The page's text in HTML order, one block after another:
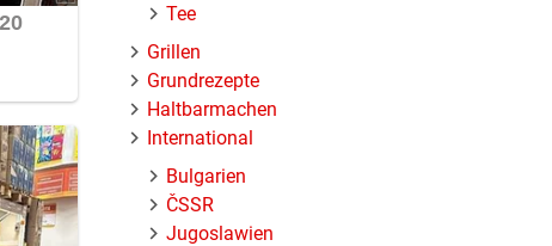
Tee
Grillen
Grundrezepte
Haltbarmachen
International
Bulgarien
ČSSR
Jugoslawien